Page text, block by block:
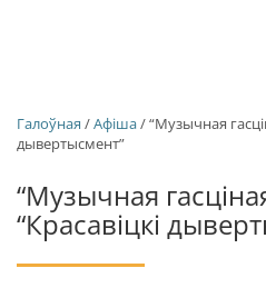
Галоўная /Афiша/ “Музычная
дывертысмент”
“Музычная
“Красавіцкі